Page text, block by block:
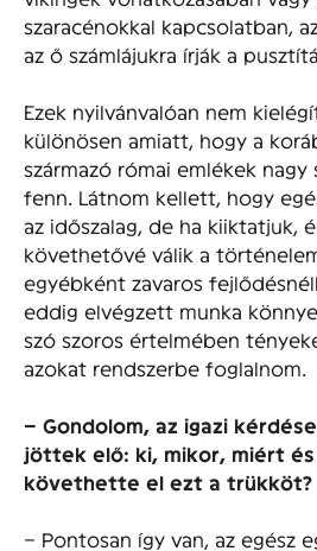
szaracénokkal kapcsolatban,
az ő számlájukra írják a
Ezek nyilvánvalóan nem
különösen amiatt, hogy a
származó római emlékek nagy
fenn. Látnom kellett, hogy
az időszalag, de ha kiiktatjuk,
követhetővé válik a
egyébként zavaros
eddig elvégzett munka
szó szoros értelmében
azokat rendszerbe foglalnom.
– Gondolom, az igazi
jöttek elő: ki, mikor, miért és
követhette el ezt a trükköt?
– Pontosan így van, az egész